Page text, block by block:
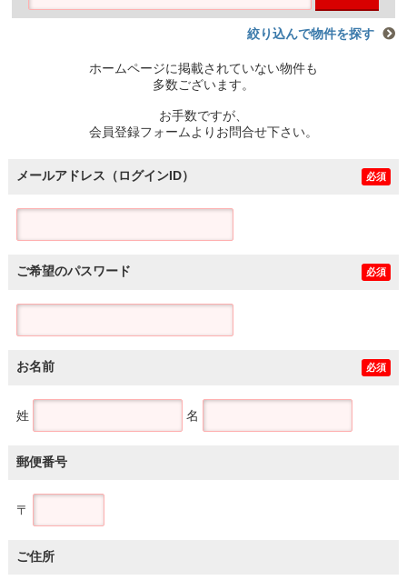
絞り込んで物件を探す
ホームページに掲載されていない物件も
多数ございます。
お手数ですが、
会員登録フォームよりお問合せ下さい。
メールアドレス（ログインID） 必須
ご希望のパスワード 必須
お名前 必須
姓 名
郵便番号
〒
ご住所